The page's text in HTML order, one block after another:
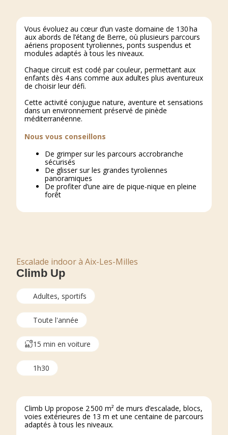
Vous évoluez au cœur d’un vaste domaine de 130 ha
aux abords de l’étang de Berre, où plusieurs parcours
aériens proposent tyroliennes, ponts suspendus et
modules adaptés à tous les niveaux.
Chaque circuit est codé par couleur, permettant aux
enfants dès 4 ans comme aux adultes plus aventureux
de choisir leur défi.
Cette activité conjugue nature, aventure et sensations
dans un environnement préservé de pinède
méditerranéenne.
Nous vous conseillons
De grimper sur les parcours accrobranche
sécurisés
De glisser sur les grandes tyroliennes
panoramiques
De profiter d’une aire de pique-nique en pleine
forêt
Escalade indoor à Aix-Les-Milles
Climb Up
Adultes, sportifs
Toute l'année
15 min en voiture
1h30
Climb Up propose 2 500 m² de murs d’escalade, blocs,
voies extérieures de 13 m et une centaine de parcours
adaptés à tous les niveaux.